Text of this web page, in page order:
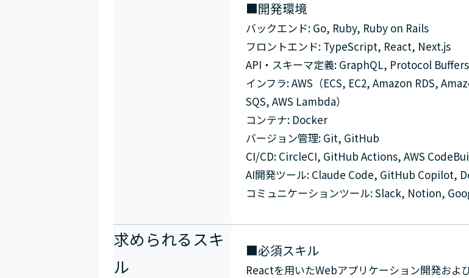
■開発環境
バックエンド: Go, Ruby, Ruby on Rails
フロントエンド: TypeScript, React, Next.js
API・スキーマ定義: GraphQL, Protocol
インフラ: AWS（ECS, EC2, Amazon RDS,
SQS, AWS Lambda）
コンテナ: Docker
バージョン管理: Git, GitHub
CI/CD: CircleCI, GitHub Actions, AWS
AI開発ツール: Claude Code, GitHub Copilot,
コミュニケーションツール: Slack, Notion,
求められるスキ
ル
■必須スキル
Reactを用いたWebアプリケーション開発およ